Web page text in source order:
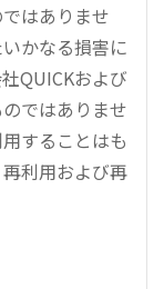
はありませ
かなる損害に
QUICKおよび
ではありませ
することはも
利用および再